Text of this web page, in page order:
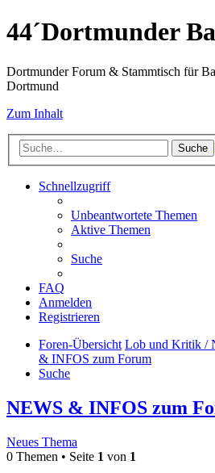
44´Dortmunder
Dortmunder Forum & Stammtisch für
Dortmund
Zum Inhalt
Suche
Schnellzugriff
Unbeantwortete Themen
Aktive Themen
Suche
FAQ
Anmelden
Registrieren
Foren-Übersicht Lob und Kritik /
& INFOS zum Forum
Suche
NEWS & INFOS zum
Neues Thema
0 Themen • Seite 1 von 1